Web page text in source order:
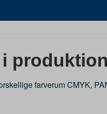
farverum CMYK,